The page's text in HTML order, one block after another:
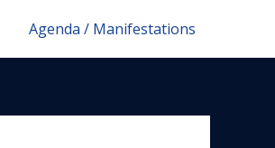
Agenda / Manifestations